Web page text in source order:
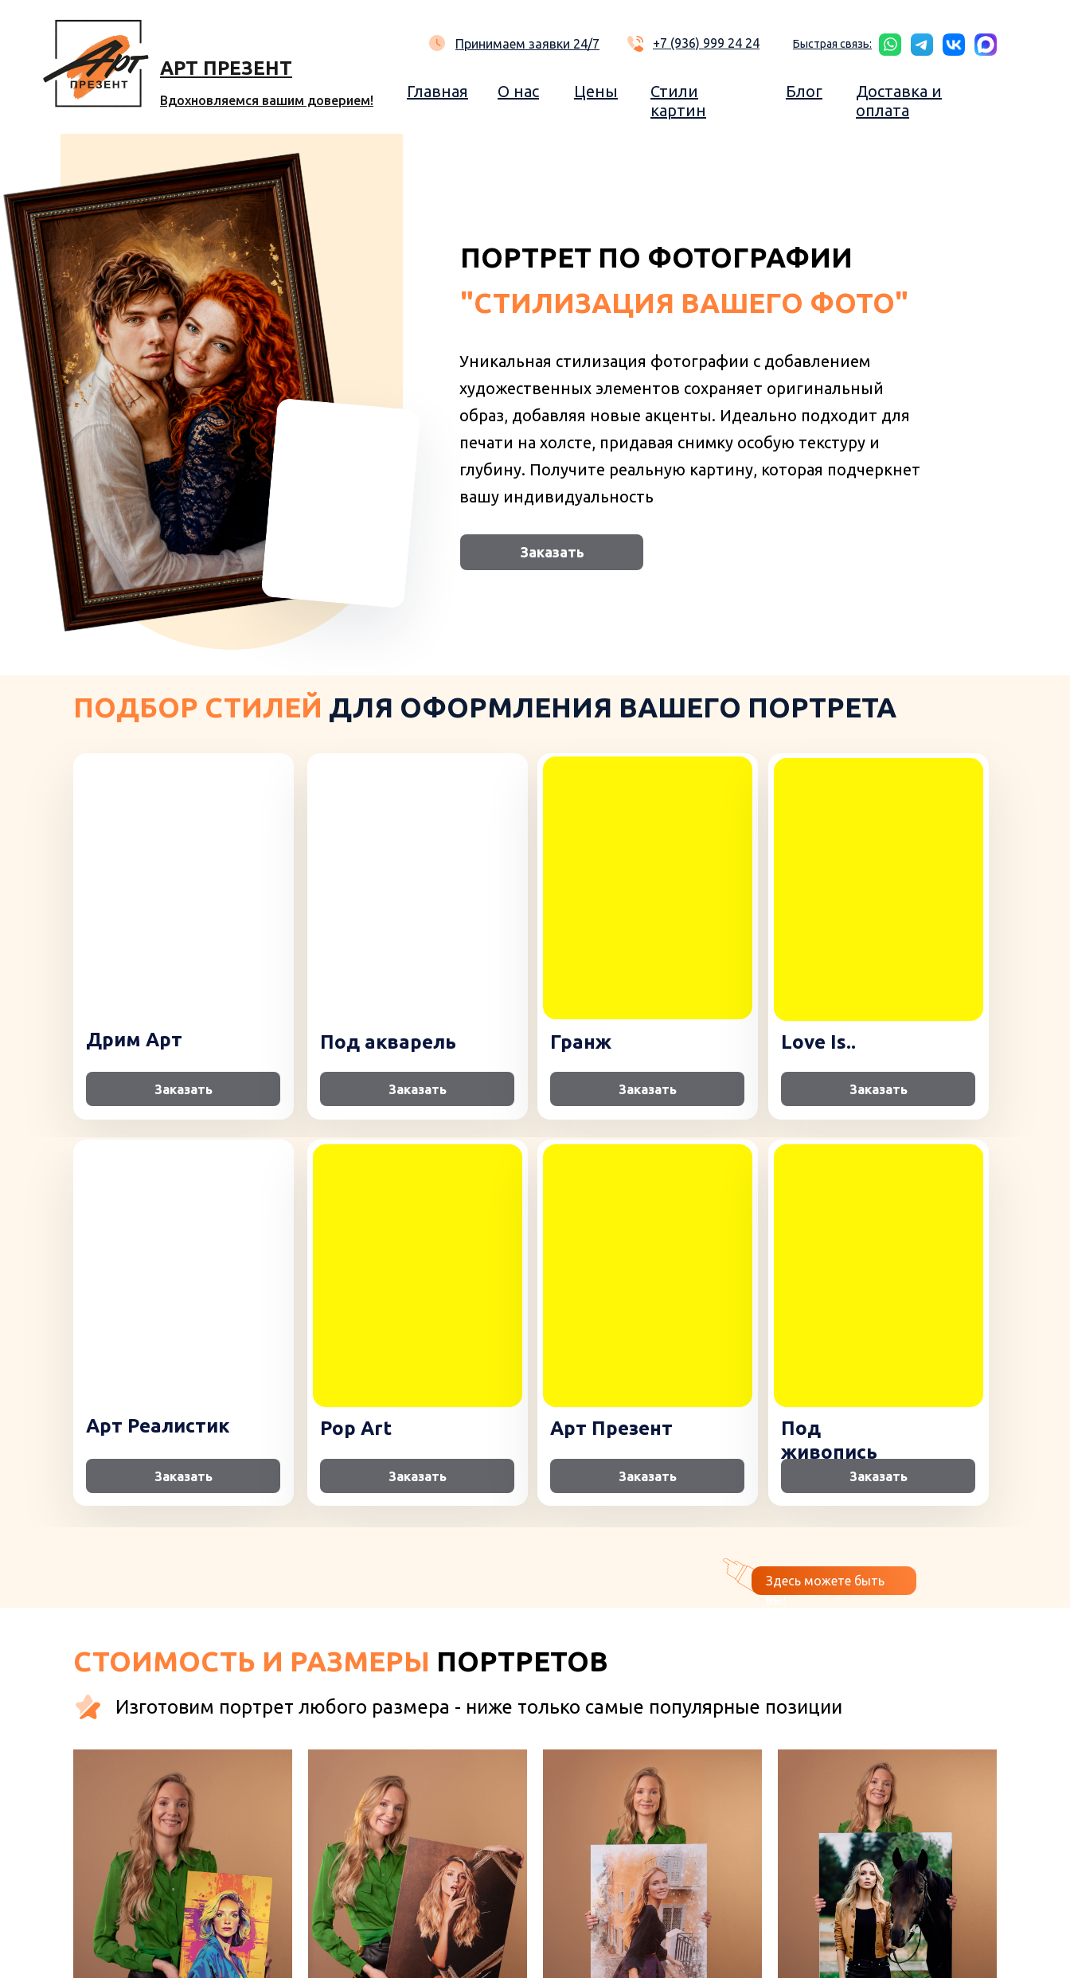
+7 (936) 999 24 24 Быстрая связь:
Принимаем заявки 24/7
Главная О нас
Стили
картин
Блог
Доставка и
оплата
Цены
АРТ ПРЕЗЕНТ
Вдохновляемся вашим доверием!
ПОРТРЕТ ПО ФОТОГРАФИИ
"СТИЛИЗАЦИЯ ВАШЕГО ФОТО"
Уникальная стилизация фотографии с добавлением
художественных элементов сохраняет оригинальный
образ, добавляя новые акценты. Идеально подходит для
печати на холсте, придавая снимку особую текстуру и
глубину. Получите реальную картину, которая подчеркнет
вашу индивидуальность
Заказать
ПОДБОР СТИЛЕЙ ДЛЯ ОФОРМЛЕНИЯ ВАШЕГО ПОРТРЕТА
Дрим Арт
Заказать
Под акварель
Заказать
Гранж
Заказать
Love Is..
Заказать
Арт Реалистик
Заказать
Pop Art
Заказать
Арт Презент
Заказать
Под
живопись
Заказать
Здесь можете быть
вы!
СТОИМОСТЬ И РАЗМЕРЫ ПОРТРЕТОВ
Изготовим портрет любого размера - ниже только самые популярные позиции